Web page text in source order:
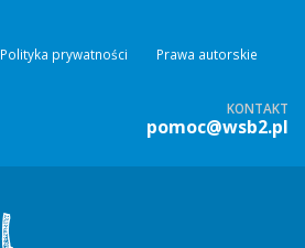
Polityka prywatności Prawa autorskie
KONTAKT
pomoc@wsb2.pl